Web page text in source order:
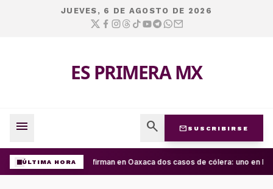
JUEVES, 6 DE AGOSTO DE 2026
ES PRIMERA MX
menu search mail SUSCRIBIRSE
ÚLTIMA HORA Confirman en Oaxaca dos casos de cólera: uno en